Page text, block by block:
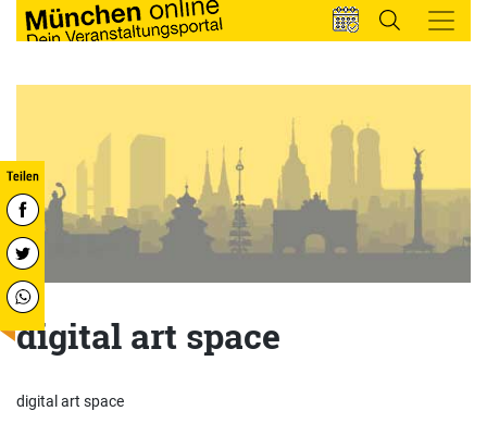
digital art space
digital art space